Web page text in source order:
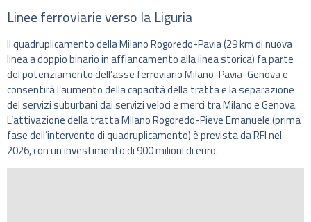
Linee ferroviarie verso la Liguria
Il quadruplicamento della Milano Rogoredo-Pavia (29 km di nuova
linea a doppio binario in affiancamento alla linea storica) fa parte
del potenziamento dell’asse ferroviario Milano-Pavia-Genova e
consentirà l’aumento della capacità della tratta e la separazione
dei servizi suburbani dai servizi veloci e merci tra Milano e Genova.
L’attivazione della tratta Milano Rogoredo-Pieve Emanuele (prima
fase dell’intervento di quadruplicamento) è prevista da RFI nel
2026, con un investimento di 900 milioni di euro.